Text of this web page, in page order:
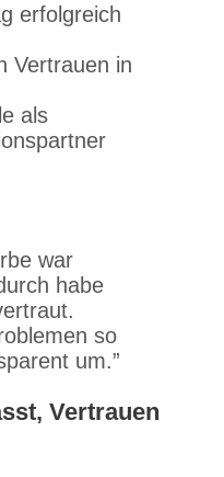
erfolgreich
Vertrauen in
als
war
habe
so
um.”
Vertrauen